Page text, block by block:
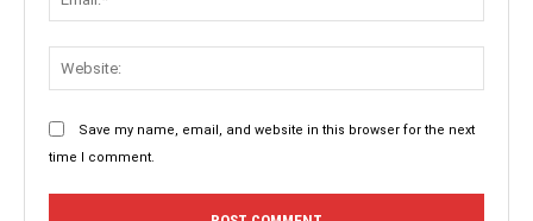
Save my name, email, and website in this browser for the next
time I comment.